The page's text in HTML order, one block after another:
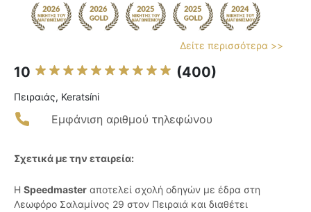
Δείτε περισσότερα >>
10 (400)
Πειραιάς, Keratsíni
Εμφάνιση αριθμού τηλεφώνου
Σχετικά με την εταιρεία:
Η Speedmaster αποτελεί σχολή οδηγών με έδρα στη
Λεωφόρο Σαλαμίνος 29 στον Πειραιά και διαθέτει